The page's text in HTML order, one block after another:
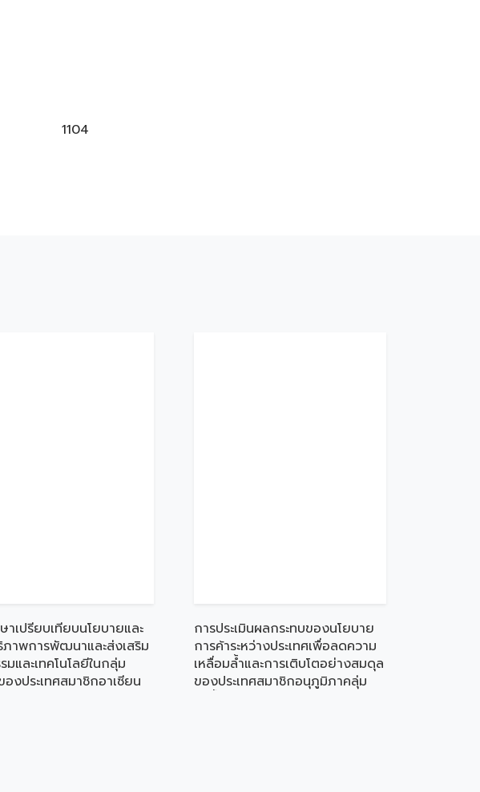
1104
าเปรียบเทียบนโยบายและ
ภาพการพัฒนาและส่งเสริม
มและเทคโนโลยีในกลุ่ม
องประเทศสมาชิกอาเซียน
การประเมินผลกระทบของนโยบาย
การค้าระหว่างประเทศเพื่อลดความ
เหลื่อมล้ำและการเติบโตอย่างสมดุล
ของประเทศสมาชิกอนุภูมิภาคลุ่ม